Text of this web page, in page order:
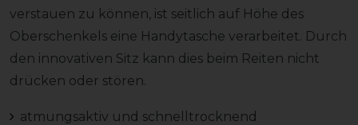
verstauen zu können, ist seitlich auf Höhe des
Oberschenkels eine Handytasche verarbeitet. Durch
den innovativen Sitz kann dies beim Reiten nicht
drücken oder stören.
atmungsaktiv und schnelltrocknend